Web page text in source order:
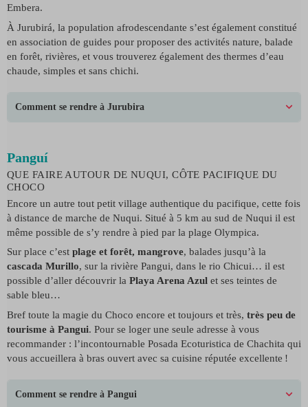
Embera.
À Jurubirá, la population afrodescendante s’est également constitué
en association de guides pour proposer des activités nature, balade
en forêt, rivières, et vous trouverez également des thermes d’eau
chaude, simples et sans chichi.
Comment se rendre à Jurubira
Panguí
QUE FAIRE AUTOUR DE NUQUI, CÔTE PACIFIQUE DU
CHOCO
Encore un autre tout petit village authentique du pacifique, cette fois
à distance de marche de Nuqui. Situé à 5 km au sud de Nuqui il est
même possible de s’y rendre à pied par la plage Olympica.
Sur place c’est plage et forêt, mangrove, balades jusqu’à la
cascada Murillo, sur la rivière Pangui, dans le rio Chicui… il est
possible d’aller découvrir la Playa Arena Azul et ses teintes de
sable bleu…
Bref toute la magie du Choco encore et toujours et très, très peu de
tourisme à Pangui. Pour se loger une seule adresse à vous
recommander : l’incontournable Posada Ecoturistica de Chachita qui
vous accueillera à bras ouvert avec sa cuisine réputée excellente !
Comment se rendre à Pangui